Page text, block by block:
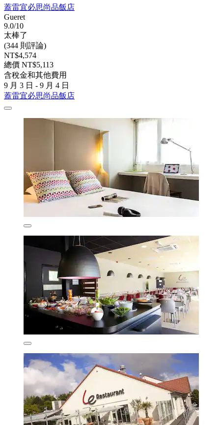
蓋雷宜必思尚品飯店
Gueret
9.0/10
太棒了
(344 則評論)
NT$4,574
總價 NT$5,113
含稅金和其他費用
9 月 3 日 - 9 月 4 日
蓋雷宜必思尚品飯店